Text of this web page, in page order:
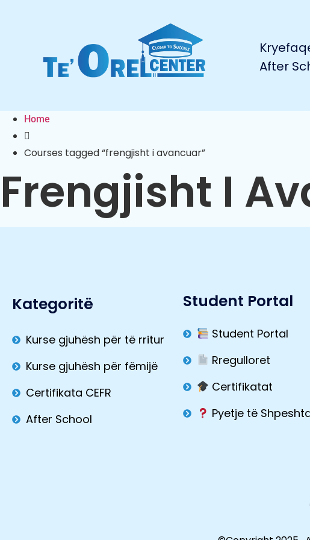
After
Home
Courses tagged “frengjisht i avancuar”
Frengjisht I
Kategoritë
Kurse gjuhësh për të rritur
Kurse gjuhësh për fëmijë
Certifikata CEFR
After School
Student Portal
Student Portal
Rregulloret
Certifikatat
Pyetje të